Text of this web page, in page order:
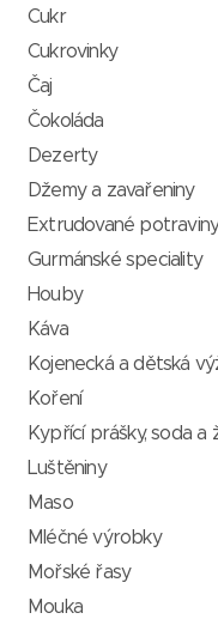
Cukr
Cukrovinky
Čaj
Čokoláda
Dezerty
Džemy a zavařeniny
Extrudované
Gurmánské speciality
Houby
Káva
Kojenecká a dětská
Koření
Kypřící prášky, soda a
Luštěniny
Maso
Mléčné výrobky
Mořské řasy
Mouka